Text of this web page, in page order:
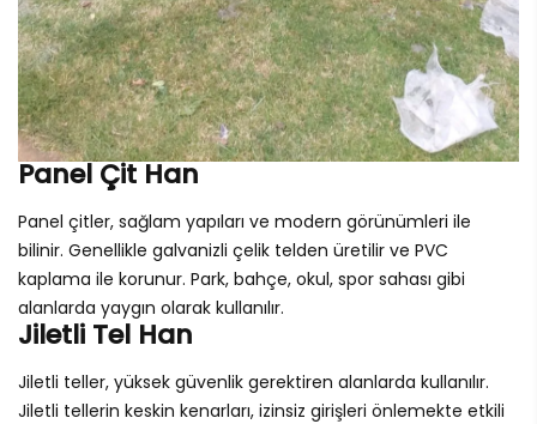
Panel Çit Han
Panel çitler, sağlam yapıları ve modern görünümleri ile
bilinir. Genellikle galvanizli çelik telden üretilir ve PVC
kaplama ile korunur. Park, bahçe, okul, spor sahası gibi
alanlarda yaygın olarak kullanılır.
Jiletli Tel Han
Jiletli teller, yüksek güvenlik gerektiren alanlarda kullanılır.
Jiletli tellerin keskin kenarları, izinsiz girişleri önlemekte etkili